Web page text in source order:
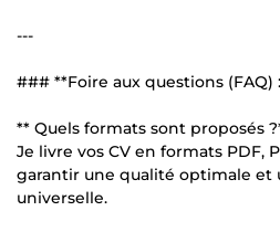
---
### **Foire aux questions (FAQ)
** Quels formats sont proposés
Je livre vos CV en formats PDF,
garantir une qualité optimale et
universelle.